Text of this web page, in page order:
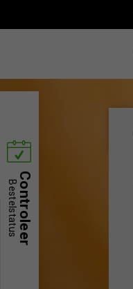
Controleer
Bestelstatus